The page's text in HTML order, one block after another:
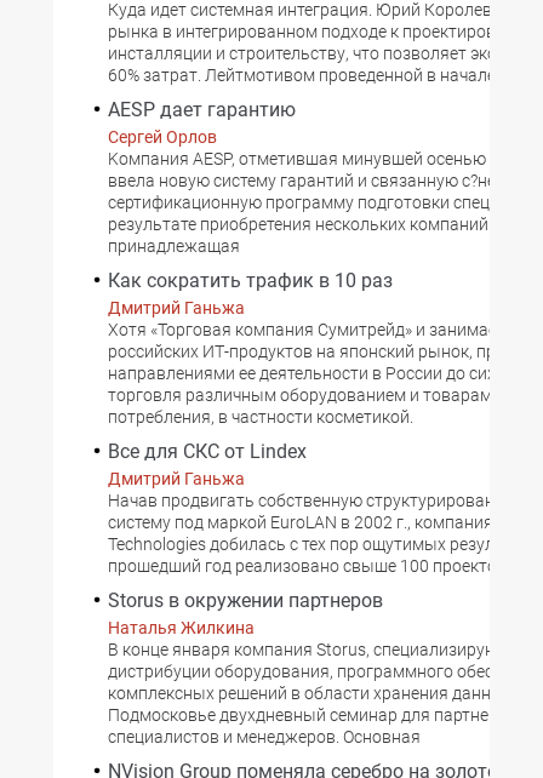
Куда идет системная интеграция. Юрий Королев
рынка в интегрированном подходе к проектированию,
инсталляции и строительству, что позволяет
60% затрат. Лейтмотивом проведенной в начале
AESP дает гарантию
Сергей Орлов
Kомпания AESP, отметившая минувшей осенью свое
ввела новую систему гарантий и связанную с?нею
сертификационную программу подготовки
результате приобретения нескольких компаний в
принадлежащая
Как сократить трафик в 10 раз
Дмитрий Ганьжа
Хотя «Торговая компания Сумитрейд» и занимается
российских ИТ-продуктов на японский рынок,
направлениями ее деятельности в России до сих пор
торговля различным оборудованием и товарами
потребления, в частности косметикой.
Все для СКС от Lindex
Дмитрий Ганьжа
Начав продвигать собственную структурированную
систему под маркой EuroLAN в 2002 г., компания
Technologies добилась с тех пор ощутимых
прошедший год реализовано свыше 100 проектов
Storus в окружении партнеров
Наталья Жилкина
В конце января компания Storus,
дистрибуции оборудования, программного
комплексных решений в области хранения данных,
Подмосковье двухдневный семинар для партнеров -
специалистов и менеджеров. Основная
NVision Group поменяла серебро на золото